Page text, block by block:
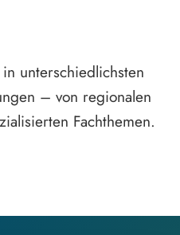
unterschiedlichsten
– von regionalen
Fachthemen.